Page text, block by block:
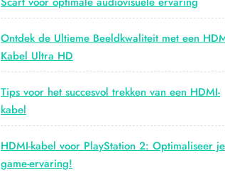
Ontdek de Ultieme Beeldkwaliteit met een
Kabel Ultra HD
Tips voor het succesvol trekken van een HDMI-
kabel
HDMI-kabel voor PlayStation 2: Optimaliseer je
game-ervaring!